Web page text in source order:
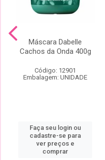
Máscara Dabelle
Cachos da Onda 400g
Código: 12901
Embalagem: UNIDADE
Faça seu login ou
cadastre-se para
ver preços e
comprar